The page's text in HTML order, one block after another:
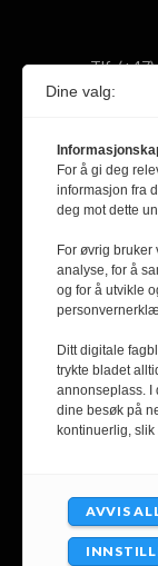
Tlf: (+47)
ABONNER PÅ
Klikk her for å
Dine valg:
For å gi deg
informasjon fra
deg mot dette
For øvrig
analyse, for å
og for å utvikle
Ditt digitale
trykte bladet
annonseplass. I
dine besøk på
kontinuerlig,
AVVIS